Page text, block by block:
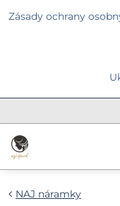
NAJ náramky
Zásady ochrany